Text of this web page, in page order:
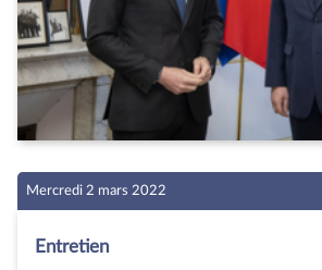
Mercredi 2 mars 2022
Entretien